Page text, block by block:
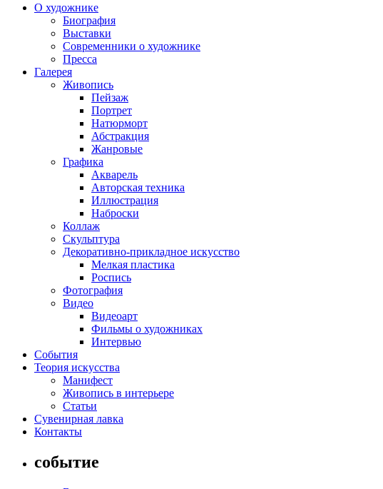
О художнике
Биография
Выставки
Современники о художнике
Пресса
Галерея
Живопись
Пейзаж
Портрет
Натюрморт
Абстракция
Жанровые
Графика
Акварель
Авторская техника
Иллюстрация
Наброски
Коллаж
Скульптура
Декоративно-прикладное искусство
Мелкая пластика
Роспись
Фотография
Видео
Видеоарт
Фильмы о художниках
Интервью
События
Теория искусства
Манифест
Живопись в интерьере
Статьи
Сувенирная лавка
Контакты
событие